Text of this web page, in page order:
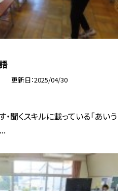
更新日 2025/04/30
聞くスキルに載っている「あいう